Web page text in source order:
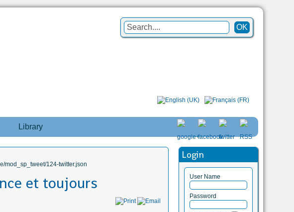
Library
Login
User Name
Password
mod_sp_tweet/124-twitter.json
et toujours